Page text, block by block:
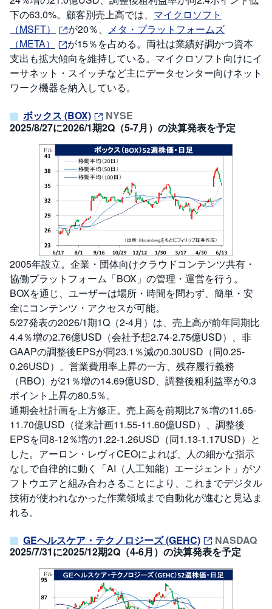
下の63.0%。顧客別売上高では、 マイクロソフト
（MSFT）
が20％、 メタ・プラットフォームズ
（META）
が15％を占める。両社は業績好調かつ資本
支出も拡大傾向を維持している。マイクロソフト向けにイ
ーサネット・スイッチなど主にデータセンター向けネット
ワーク機器を納入している。
ボックス (BOX)
NYSE
2025/8/27に2026/1期2Q（5-7月）の決算発表を予定
2005年設立。企業・団体向けクラウドコンテンツ共有・
協働プラットフォーム「BOX」の管理・運営を行う。
BOXを通じ、ユーザーは場所・時間を問わず、簡単・安
全にコンテンツ・アクセスが可能。
5/27発表の2026/1期1Q（2-4月）は、売上高が前年同期比
4.4％増の2.76億USD（会社予想2.74-2.75億USD）、非
GAAPの調整後EPSが同23.1％減の0.30USD（同0.25-
0.26USD）。営業費用率上昇の一方、残存履行義務
（RBO）が21％増の14.69億USD、調整後粗利益率が0.3
ポイント上昇の80.5％。
通期会社計画を上方修正。売上高を前期比7％増の11.65-
11.70億USD（従来計画11.55-11.60億USD）、調整後
EPSを同8-12％増の1.22-1.26USD（同1.13-1.17USD）と
した。アーロン・レヴィCEOによれば、人の細かな指示
なしで自律的に動く「AI（人工知能）エージェント」がソ
フトウエアと組み合わさることにより、これまでデジタル
技術が使われなかった作業領域まで自動化が進むと見込ま
れる。
GEヘルスケア・テクノロジーズ (GEHC)
NASDAQ
2025/7/31に2025/12期2Q（4-6月）の決算発表を予定